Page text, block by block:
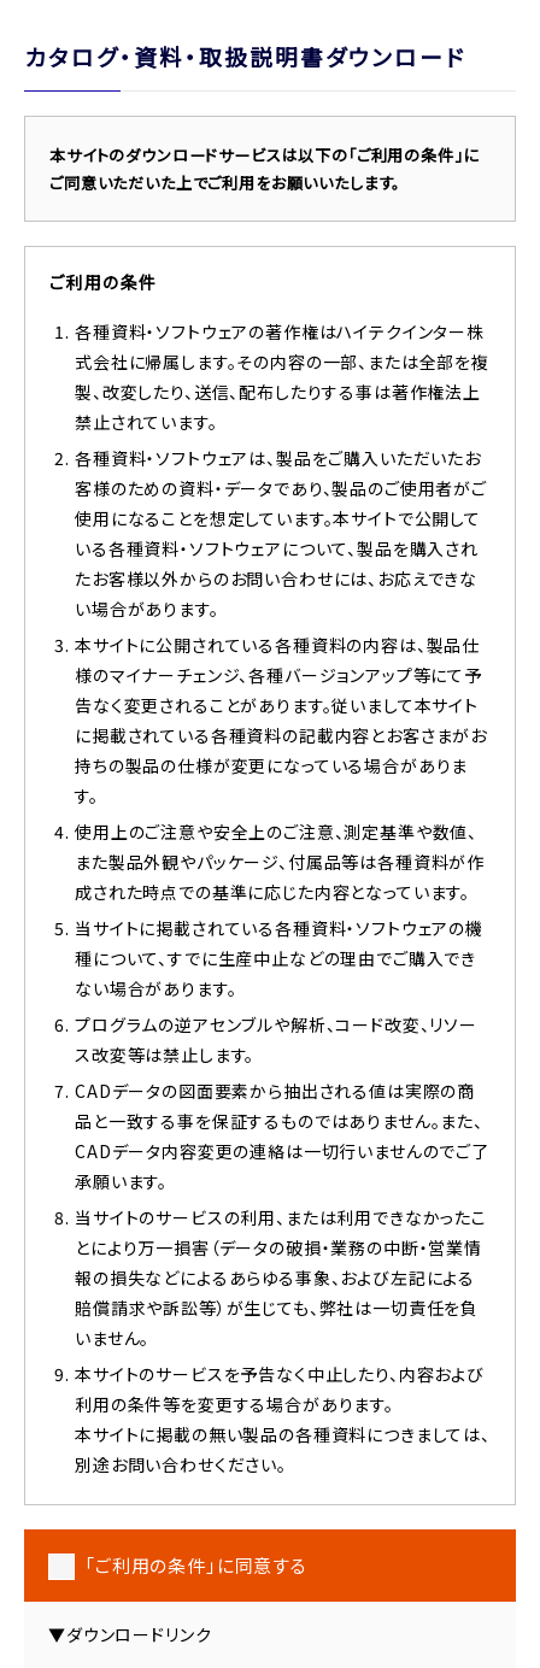
カタログ・資料・取扱説明書ダウンロード
本サイトのダウンロードサービスは以下の「ご利用の条件」に
ご同意いただいた上でご利用をお願いいたします。
ご利用の条件
各種資料・ソフトウェアの著作権はハイテクインター株
式会社に帰属します。その内容の一部、または全部を複
製、改変したり、送信、配布したりする事は著作権法上
禁止されています。
各種資料・ソフトウェアは、製品をご購入いただいたお
客様のための資料・データであり、製品のご使用者がご
使用になることを想定しています。本サイトで公開して
いる各種資料・ソフトウェアについて、製品を購入され
たお客様以外からのお問い合わせには、お応えできな
い場合があります。
本サイトに公開されている各種資料の内容は、製品仕
様のマイナーチェンジ、各種バージョンアップ等にて予
告なく変更されることがあります。従いまして本サイト
に掲載されている各種資料の記載内容とお客さまがお
持ちの製品の仕様が変更になっている場合がありま
す。
使用上のご注意や安全上のご注意、測定基準や数値、
また製品外観やパッケージ、付属品等は各種資料が作
成された時点での基準に応じた内容となっています。
当サイトに掲載されている各種資料・ソフトウェアの機
種について、すでに生産中止などの理由でご購入でき
ない場合があります。
プログラムの逆アセンブルや解析、コード改変、リソー
ス改変等は禁止します。
CADデータの図面要素から抽出される値は実際の商
品と一致する事を保証するものではありません。また、
CADデータ内容変更の連絡は一切行いませんのでご了
承願います。
当サイトのサービスの利用、または利用できなかったこ
とにより万一損害（データの破損・業務の中断・営業情
報の損失などによるあらゆる事象、および左記による
賠償請求や訴訟等）が生じても、弊社は一切責任を負
いません。
本サイトのサービスを予告なく中止したり、内容および
利用の条件等を変更する場合があります。
本サイトに掲載の無い製品の各種資料につきましては、
別途お問い合わせください。
「ご利用の条件」に同意する
▼ダウンロードリンク